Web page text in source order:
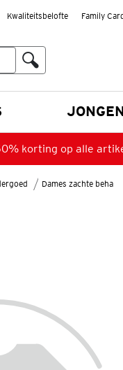
Kwaliteitsbelofte Family
korting op alle
Dames zachte beha